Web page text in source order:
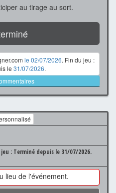
au tirage au sort.
le 02/07/2026. Fin du jeu :
le 31/07/2026.
: Terminé depuis le 31/07/2026.
lieu de l'événement.